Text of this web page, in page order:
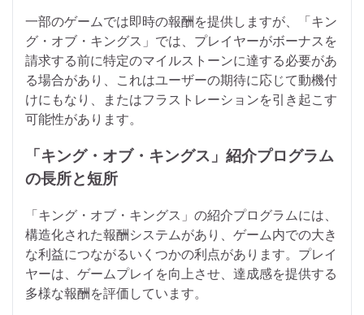
一部のゲームでは即時の報酬を提供しますが、「キン
グ・オブ・キングス」では、プレイヤーがボーナスを
請求する前に特定のマイルストーンに達する必要があ
る場合があり、これはユーザーの期待に応じて動機付
けにもなり、またはフラストレーションを引き起こす
可能性があります。
「キング・オブ・キングス」紹介プログラム
の長所と短所
「キング・オブ・キングス」の紹介プログラムには、
構造化された報酬システムがあり、ゲーム内での大き
な利益につながるいくつかの利点があります。プレイ
ヤーは、ゲームプレイを向上させ、達成感を提供する
多様な報酬を評価しています。